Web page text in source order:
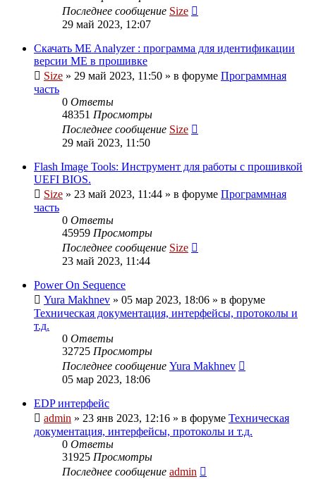
Последнее сообщение Size
29 май 2023, 12:07
Скачать ME Analyzer : программа для идентификации
версии ME в прошивке
Size » 29 май 2023, 11:50 » в форуме Программная
часть
0 Ответы
48351 Просмотры
Последнее сообщение Size
29 май 2023, 11:50
Flash Image Tools: Инструмент для работы с прошивкой
UEFI BIOS.
Size » 23 май 2023, 11:44 » в форуме Программная
часть
0 Ответы
45959 Просмотры
Последнее сообщение Size
23 май 2023, 11:44
Power On Sequence
Yura Makhnev » 05 мар 2023, 18:06 » в форуме
Техническая документация, интерфейсы, протоколы и
т.д.
0 Ответы
32725 Просмотры
Последнее сообщение Yura Makhnev
05 мар 2023, 18:06
EDP интерфейс
admin » 23 янв 2023, 12:16 » в форуме Техническая
документация, интерфейсы, протоколы и т.д.
0 Ответы
31925 Просмотры
Последнее сообщение admin